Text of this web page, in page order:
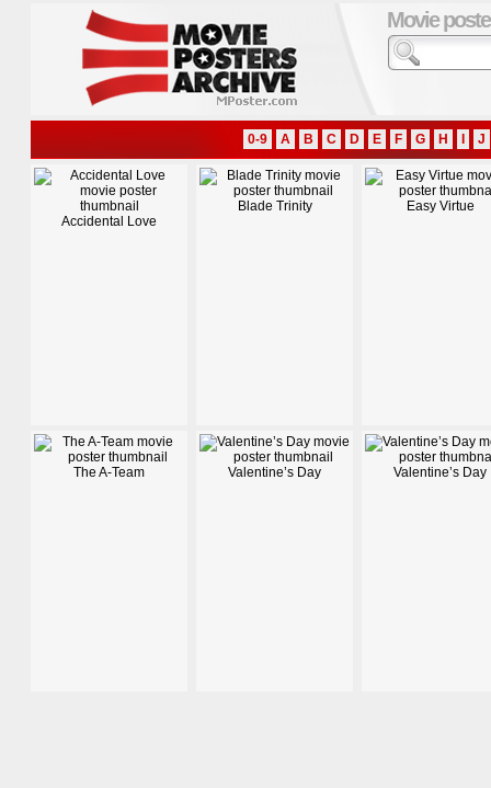
Movie
0-9 A B C D E F G H J
Accidental Love
Blade Trinity Easy Virtue
The A-Team Valentine’s Day Valentine’s Day